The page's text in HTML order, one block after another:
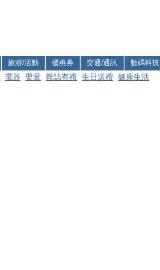
旅游/活動 優惠券 交通/通訊 數碼科技
電器 嬰童 雜誌有禮 生日送禮 健康生活